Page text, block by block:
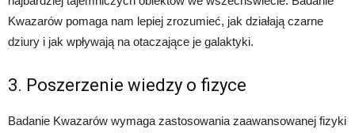
Kwazarów pomaga nam lepiej zrozumieć, jak działają czarne
dziury i jak wpływają na otaczające je galaktyki.
3. Poszerzenie wiedzy o fizyce
Badanie Kwazarów wymaga zastosowania zaawansowanej fizyki